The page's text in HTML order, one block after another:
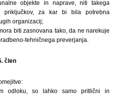
objekte in naprave, niti takega
priključkov, za kar bi bila potrebna
organizacij;
biti zasnovana tako, da ne narekuje
tehničnega preverjanja.
člen
odloku, so lahko samo pritlični in